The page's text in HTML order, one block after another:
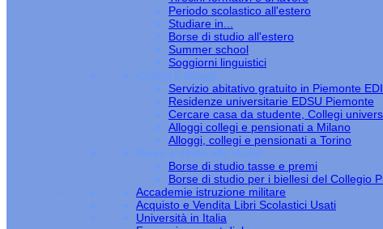
Periodo scolastico all'estero
Studiare in...
Borse di studio all'estero
Summer school
Soggiorni linguistici
Collegi e alloggi
Servizio abitativo gratuito in Piemonte
Residenze universitarie EDSU Piemonte
Cercare casa da studente, Collegi
Alloggi collegi e pensionati a Milano
Alloggi, collegi e pensionati a Torino
Borse e diritto allo studio
Borse di studio tasse e premi
Borse di studio per i biellesi del Collegio
Accademie istruzione militare
Acquisto e Vendita Libri Scolastici Usati
Università in Italia